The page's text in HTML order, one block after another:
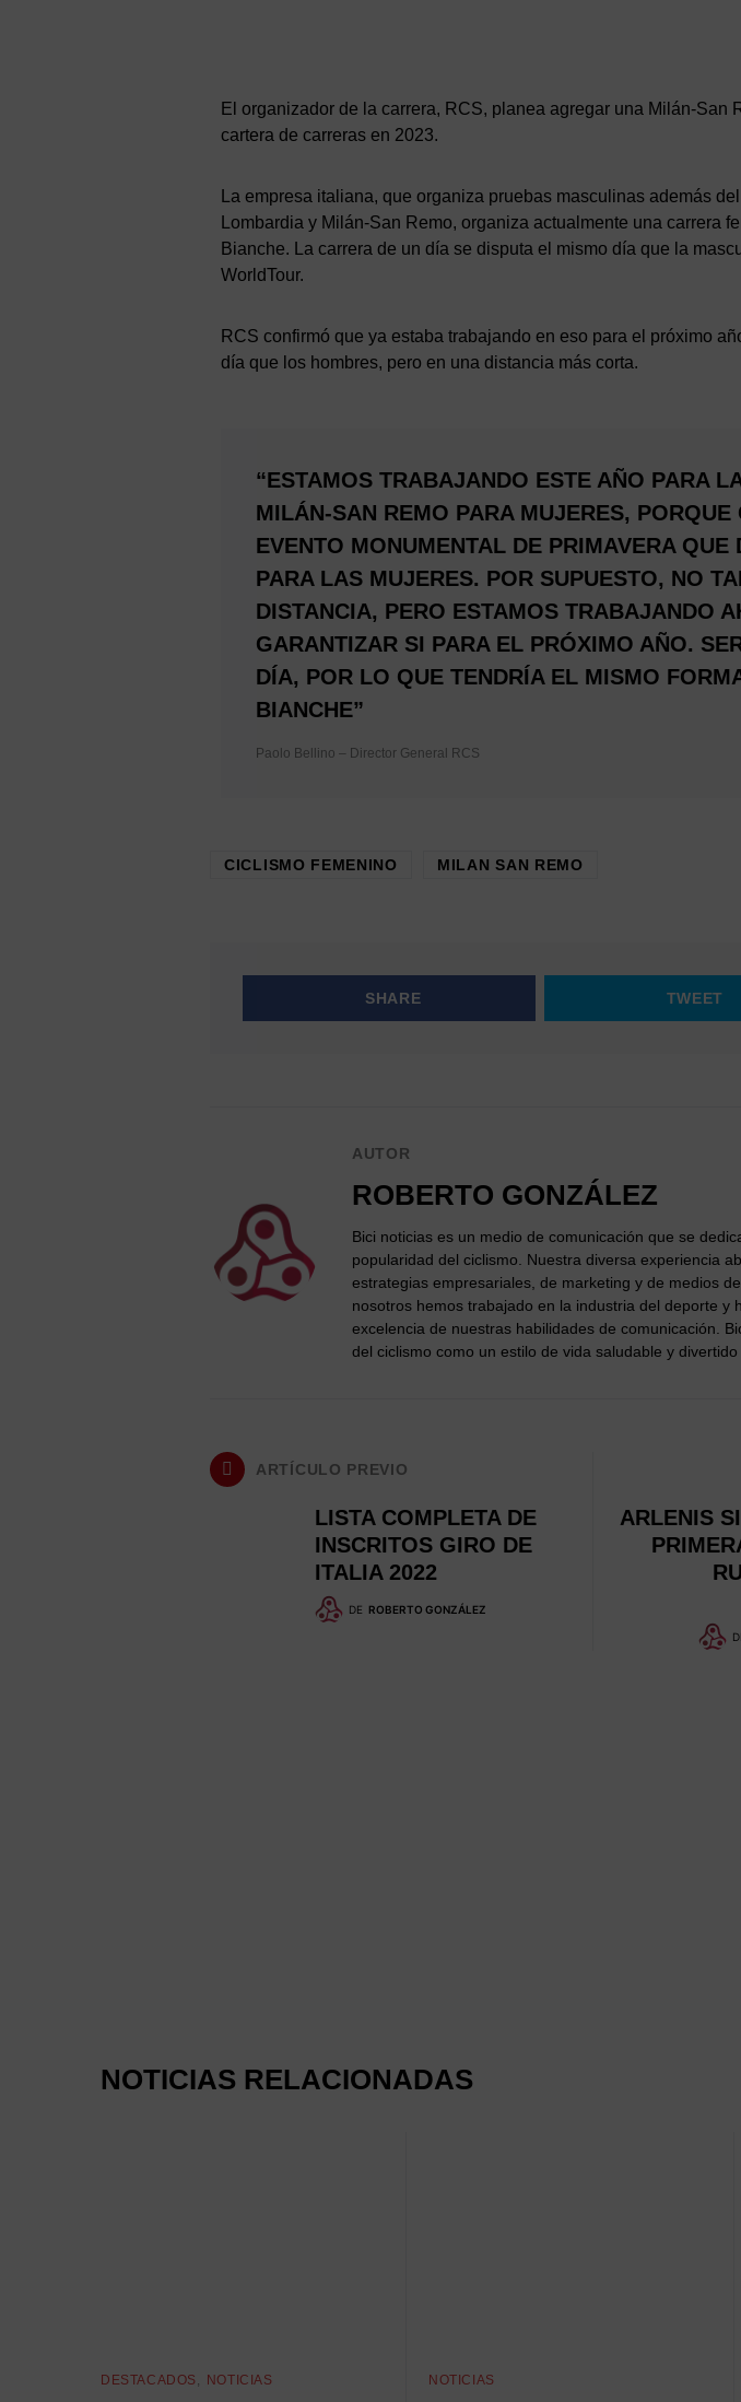
El organizador de la carrera, RCS, planea agregar una Milán-San
cartera de carreras en 2023.
La empresa italiana, que organiza pruebas masculinas además
Lombardia y Milán-San Remo, organiza actualmente una carrera
Bianche. La carrera de un día se disputa el mismo día que la
WorldTour.
RCS confirmó que ya estaba trabajando en eso para el próximo
día que los hombres, pero en una distancia más corta.
“ESTAMOS TRABAJANDO ESTE AÑO PARA
MILÁN-SAN REMO PARA MUJERES, PORQUE
EVENTO MONUMENTAL DE PRIMAVERA QUE
PARA LAS MUJERES. POR SUPUESTO, NO
DISTANCIA, PERO ESTAMOS TRABAJANDO
GARANTIZAR SI PARA EL PRÓXIMO AÑO.
DÍA, POR LO QUE TENDRÍA EL MISMO
BIANCHE”
Paolo Bellino – Director General RCS
CICLISMO FEMENINO MILAN SAN REMO
SHARE TWEET
AUTOR
ROBERTO GONZÁLEZ
Bici noticias es un medio de comunicación que se
popularidad del ciclismo. Nuestra diversa experiencia
estrategias empresariales, de marketing y de medios
nosotros hemos trabajado en la industria del deporte y
excelencia de nuestras habilidades de comunicación.
del ciclismo como un estilo de vida saludable y
ARTÍCULO PREVIO
LISTA COMPLETA DE
INSCRITOS GIRO DE
ITALIA 2022
DE ROBERTO GONZÁLEZ
ARLENIS
NOTICIAS RELACIONADAS
DESTACADOS NOTICIAS NOTICIAS